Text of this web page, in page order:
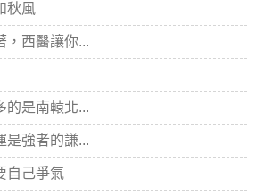
秋風
，西醫讓你...
的是南轅北...
是強者的謙...
自己爭氣